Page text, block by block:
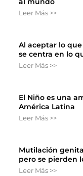
Leer Más >>
Al aceptar lo
se centra en lo
Leer Más >>
El Niño es una
América Latina
Leer Más >>
Mutilación
pero se pierden
Leer Más >>